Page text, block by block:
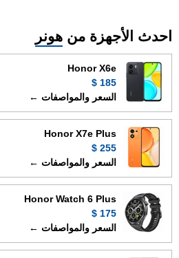
احدث الأجهزة من هونر
Honor X6e
185 $
السعر والمواصفات ←
Honor X7e Plus
255 $
السعر والمواصفات ←
Honor Watch 6 Plus
175 $
السعر والمواصفات ←